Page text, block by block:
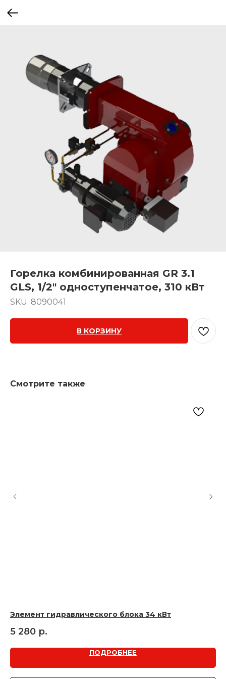
Горелка комбинированная GR 3.1
GLS, 1/2" одноступенчатое, 310 кВт
SKU: 8090041
В КОРЗИНУ
Смотрите также
Элемент гидравлического блока 34 кВт
5 280 р.
ПОДРОБНЕЕ